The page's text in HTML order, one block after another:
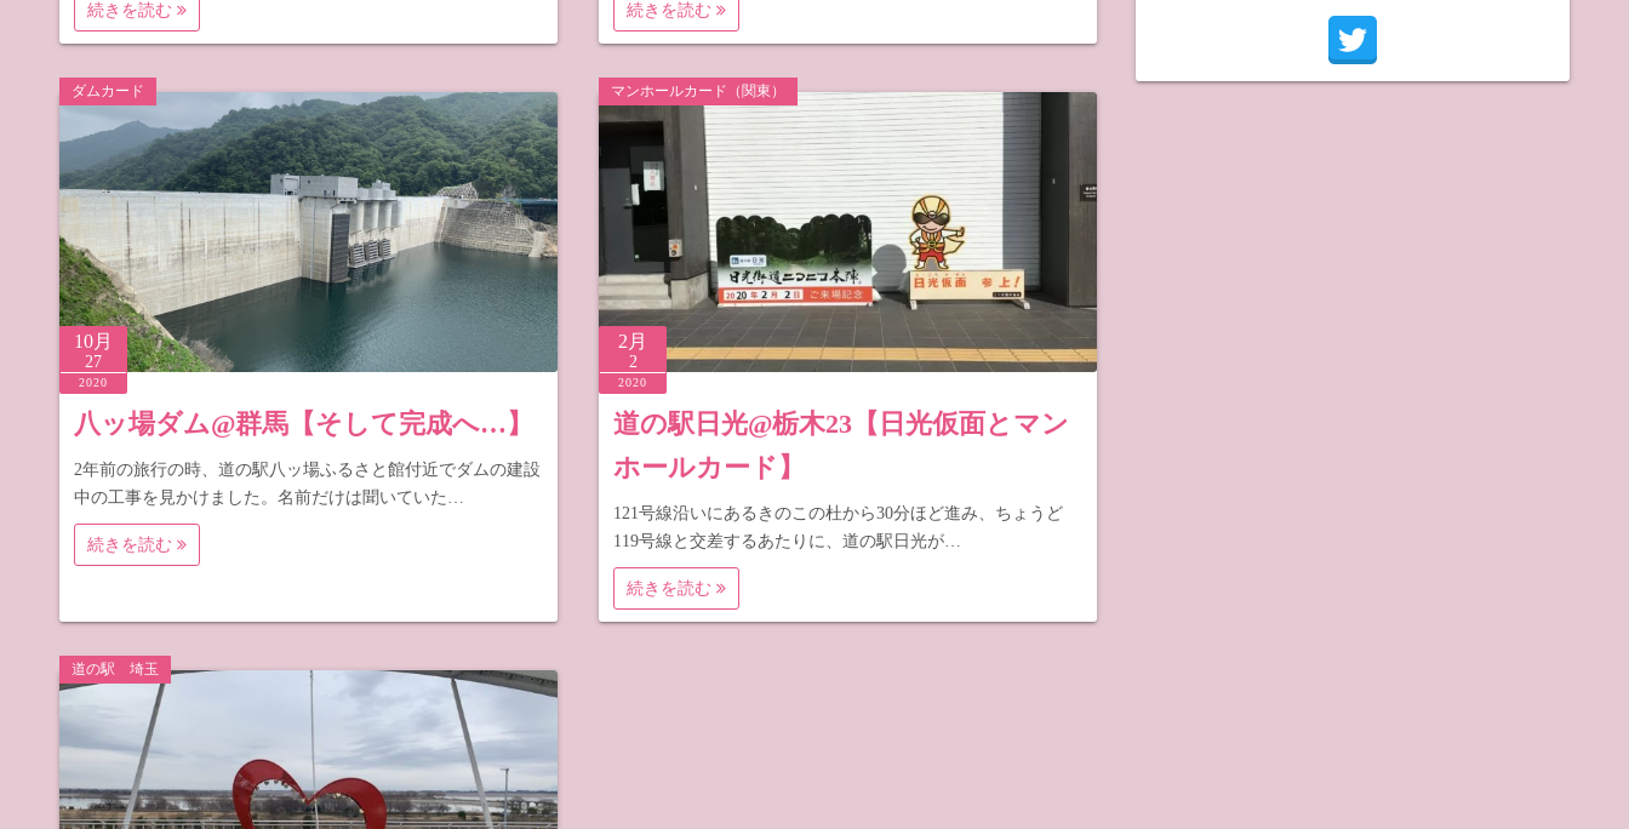
続きを読む 続きを読む
ダムカード
10月
27
2020
八ッ場ダム@群馬【そして完成へ…】
2年前の旅行の時、道の駅八ッ場ふるさと館付近でダムの建設
中の工事を見かけました。名前だけは聞いていた…
続きを読む
マンホールカード（関東）
2月
2
2020
道の駅日光@栃木23【日光仮面とマン
ホールカード】
121号線沿いにあるきのこの杜から30分ほど進み、ちょうど
119号線と交差するあたりに、道の駅日光が…
続きを読む
道の駅 埼玉